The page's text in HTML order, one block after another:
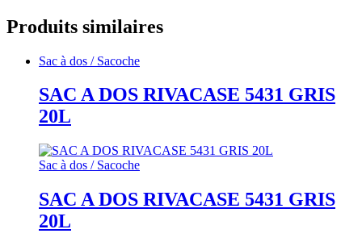
Produits similaires
Sac à dos / Sacoche
SAC A DOS RIVACASE 5431 GRIS
20L
Sac à dos / Sacoche
SAC A DOS RIVACASE 5431 GRIS
20L